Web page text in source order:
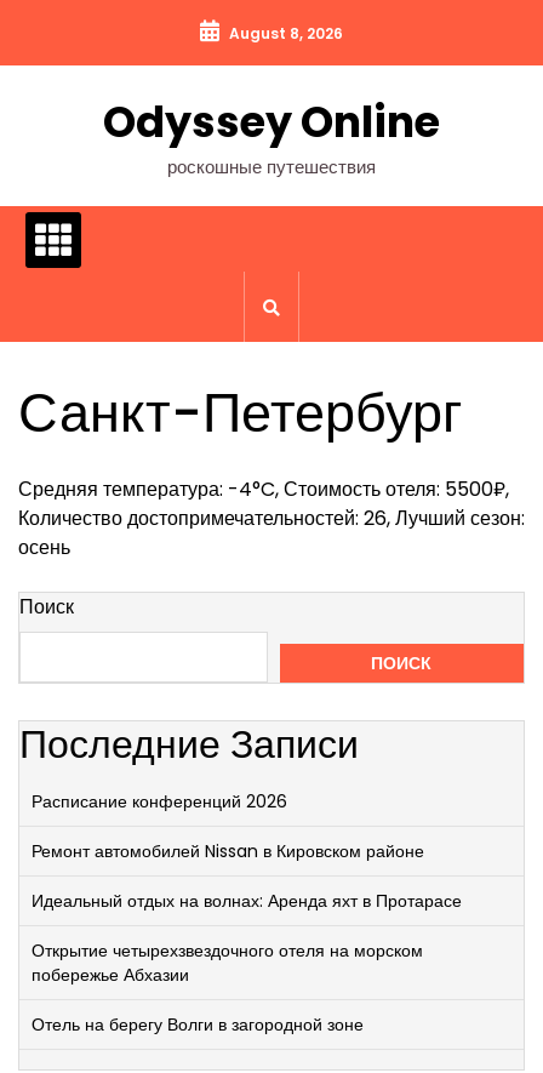
содержимому
August 8, 2026
Odyssey Online
роскошные путешествия
Санкт-Петербург
Средняя температура: -4°C, Стоимость отеля: 5500₽,
Количество достопримечательностей: 26, Лучший сезон:
осень
Поиск
ПОИСК
Последние Записи
Расписание конференций 2026
Ремонт автомобилей Nissan в Кировском районе
Идеальный отдых на волнах: Аренда яхт в Протарасе
Открытие четырехзвездочного отеля на морском
побережье Абхазии
Отель на берегу Волги в загородной зоне